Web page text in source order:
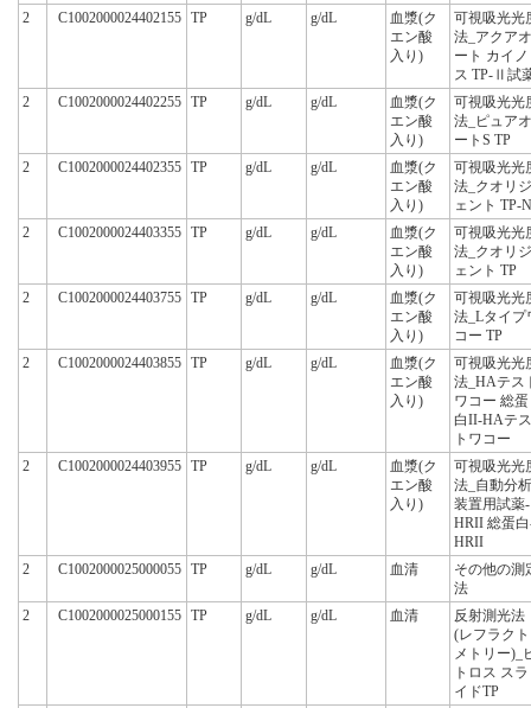
2
C1002000024402155 TP g/dL g/dL
血漿(ク
エン酸
入り)
可視吸光光
法_アクアオ
ート カイノ
ス TP-Ⅱ試
2
C1002000024402255 TP g/dL g/dL
血漿(ク
エン酸
入り)
可視吸光光
法_ピュアオ
ートS TP
2
C1002000024402355 TP g/dL g/dL
血漿(ク
エン酸
入り)
可視吸光光
法_クオリジ
ェント TP-N
2
C1002000024403355 TP g/dL g/dL
血漿(ク
エン酸
入り)
可視吸光光
法_クオリジ
ェント TP
2
C1002000024403755 TP g/dL g/dL
血漿(ク
エン酸
入り)
可視吸光光
法_Lタイプ
コー TP
2
C1002000024403855 TP g/dL g/dL
血漿(ク
エン酸
入り)
可視吸光光
法_HAテス
ワコー 総蛋
白II-HAテス
トワコー
2
C1002000024403955 TP g/dL g/dL
血漿(ク
エン酸
入り)
可視吸光光
法_自動分析
装置用試薬-
HRII 総蛋
HRII
2
C1002000025000055 TP g/dL g/dL 血清
その他の測
法
2
C1002000025000155 TP g/dL g/dL 血清
反射測光法
(レフラクト
メトリー)_
トロス スラ
イドTP